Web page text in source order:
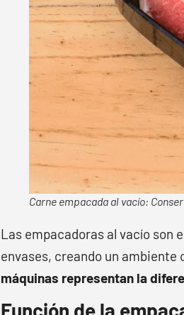
Carne empacada al vacío:
Las empacadoras al vacío son
envases, creando un
máquinas representan la
Función de la